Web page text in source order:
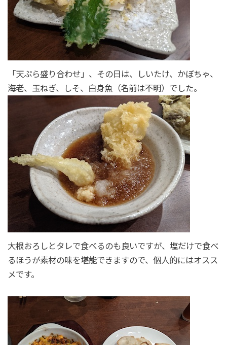
「天ぷら盛り合わせ」、その日は、しいたけ、かぼちゃ、
海老、玉ねぎ、しそ、白身魚（名前は不明）でした。
大根おろしとタレで食べるのも良いですが、塩だけで食べ
るほうが素材の味を堪能できますので、個人的にはオスス
メです。